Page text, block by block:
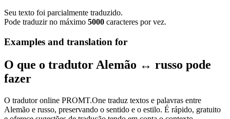
Seu texto foi parcialmente traduzido.
Pode traduzir no máximo 5000 caracteres por vez.
Examples and translation for
O que o tradutor Alemão ↔ russo pode
fazer
O tradutor online PROMT.One traduz textos e palavras entre
Alemão e russo, preservando o sentido e o estilo. É rápido, gratuito